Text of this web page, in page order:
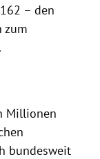
– den
zum
Millionen
bundesweit